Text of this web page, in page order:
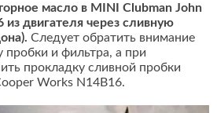
масло в MINI Clubman John
двигателя через сливную
Следует обратить внимание
пробки и фильтра, а при
прокладку сливной пробки
Works N14B16.